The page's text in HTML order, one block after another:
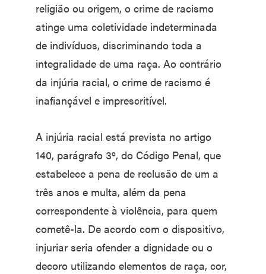
religião ou origem, o crime de racismo
atinge uma coletividade indeterminada
de indivíduos, discriminando toda a
integralidade de uma raça. Ao contrário
da injúria racial, o crime de racismo é
inafiançável e imprescritível.
A injúria racial está prevista no artigo
140, parágrafo 3º, do Código Penal, que
estabelece a pena de reclusão de um a
três anos e multa, além da pena
correspondente à violência, para quem
cometê-la. De acordo com o dispositivo,
injuriar seria ofender a dignidade ou o
decoro utilizando elementos de raça, cor,